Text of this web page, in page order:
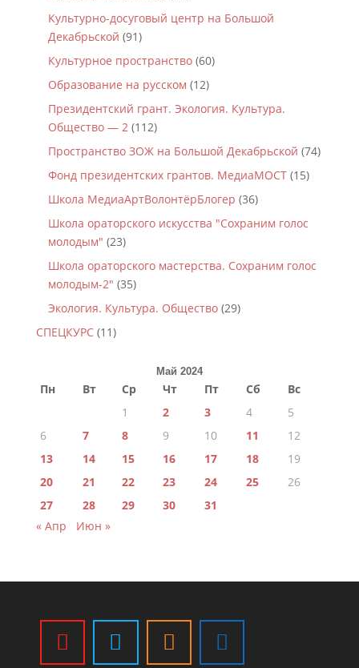
Культурно-досуговый центр на Большой
Декабрьской (91)
Культурное пространство(60)
Образование на русском (12)
Президентский грант. Экология. Культура.
Общество — 2(112)
Пространство ЗОЖ на Большой Декабрьской (74)
Фонд президентских грантов. МедиаМОСТ(15)
Школа МедиаАртВолонтёрБлогер (36)
Школа ораторского искусства "Сохраним голос
молодым" (23)
Школа ораторского мастерства. Сохраним голос
молодым-2" (35)
Экология. Культура. Общество(29)
СПЕЦКУРС(11)
Май 2024
Пн Вт Ср Чт Пт Сб
Вс
1
2 3 4
5
6
7 8 9 10 11
12
13
14 15 16 17 18
19
20
21 22 23 24 25
26
27
28 29 30
31
« Апр
Июн »